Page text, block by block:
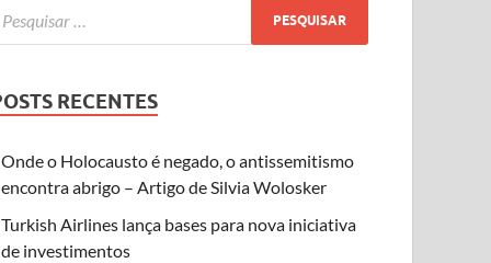
RECENTES
Onde o Holocausto é negado, o antissemitismo
encontra abrigo – Artigo de Silvia Wolosker
Turkish Airlines lança bases para nova iniciativa
de investimentos